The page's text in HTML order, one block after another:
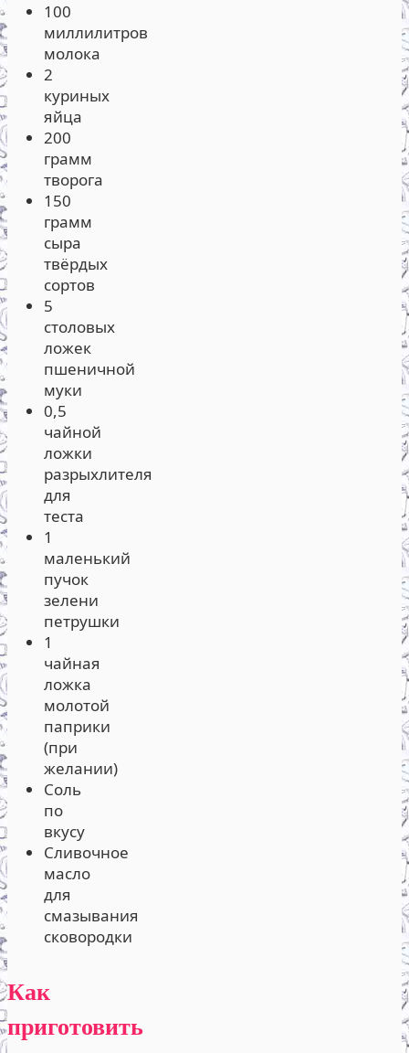
100
миллилитров
молока
2
куриных
яйца
200
грамм
творога
150
грамм
сыра
твёрдых
сортов
5
столовых
ложек
пшеничной
муки
0,5
чайной
ложки
разрыхлителя
для
теста
1
маленький
пучок
зелени
петрушки
1
чайная
ложка
молотой
паприки
(при
желании)
Соль
по
вкусу
Сливочное
масло
для
смазывания
сковородки
Как
приготовить